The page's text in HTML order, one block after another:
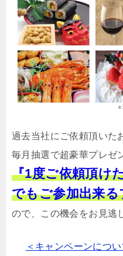
過去当社にご依頼頂いた
毎月抽選で超豪華プレゼ
『1度ご依頼頂け
でもご参加出来
ので、この機会をお見逃
＜キャンペーンにつ